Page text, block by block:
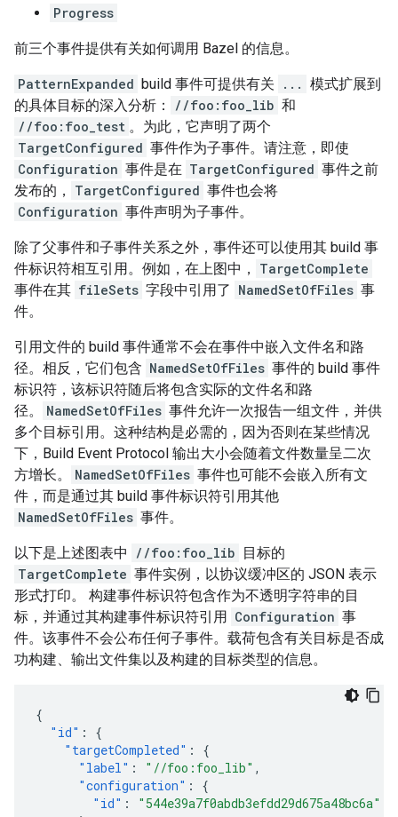
Progress
前三个事件提供有关如何调用 Bazel 的信息。
PatternExpanded build 事件可提供有关 ... 模式扩展到
的具体目标的深入分析：
//foo:foo_lib 和
//foo:foo_test 。为此，它声明了两个
TargetConfigured 事件作为子事件。请注意，即使
Configuration 事件是在 TargetConfigured 事件之前
发布的，
TargetConfigured 事件也会将
Configuration 事件声明为子事件。
除了父事件和子事件关系之外，事件还可以使用其 build 事
件标识符相互引用。例如，在上图中，
TargetComplete
事件在其 fileSets 字段中引用了 NamedSetOfFiles 事
件。
引用文件的 build 事件通常不会在事件中嵌入文件名和路
径。相反，它们包含 NamedSetOfFiles 事件的 build 事件
标识符，该标识符随后将包含实际的文件名和路
径。
NamedSetOfFiles 事件允许一次报告一组文件，并供
多个目标引用。这种结构是必需的，因为否则在某些情况
下，Build Event Protocol 输出大小会随着文件数量呈二次
方增长。
NamedSetOfFiles 事件也可能不会嵌入所有文
件，而是通过其 build 事件标识符引用其他
NamedSetOfFiles 事件。
以下是上述图表中 //foo:foo_lib 目标的
TargetComplete 事件实例，以协议缓冲区的 JSON 表示
形式打印。 构建事件标识符包含作为不透明字符串的目
标，并通过其构建事件标识符引用 Configuration 事
件。该事件不会公布任何子事件。载荷包含有关目标是否成
功构建、输出文件集以及构建的目标类型的信息。
{
"id" :
{
"targetCompleted" :
{
"label" : "//foo:foo_lib" ,
"configuration" :
{
"id" :
"544e39a7f0abdb3efdd29d675a48bc6a"